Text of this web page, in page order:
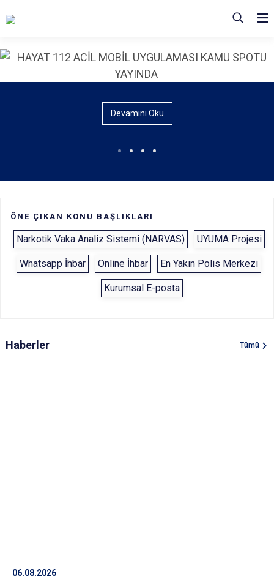
Devamını Oku
ÖNE ÇIKAN KONU BAŞLIKLARI
Narkotik Vaka Analiz Sistemi (NARVAS) UYUMA Projesi
Whatsapp İhbar Online İhbar En Yakın Polis Merkezi
Kurumsal E-posta
Haberler Tümü
06.08.2026